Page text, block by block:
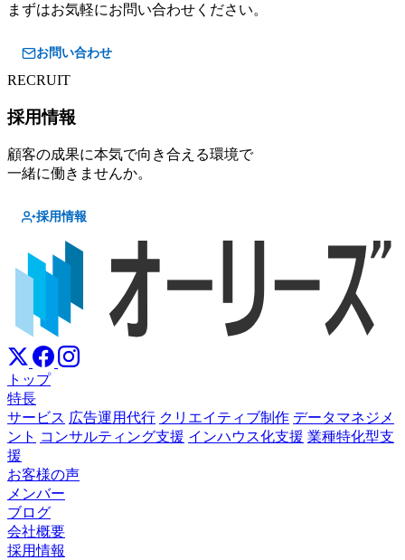
まずはお気軽にお問い合わせください。
お問い合わせ
RECRUIT
採用情報
顧客の成果に本気で向き合える環境で
一緒に働きませんか。
採用情報
トップ
特長
サービス 広告運用代行 クリエイティブ制作 データマネジメ
ント コンサルティング支援 インハウス化支援 業種特化型支
援
お客様の声
メンバー
ブログ
会社概要
採用情報